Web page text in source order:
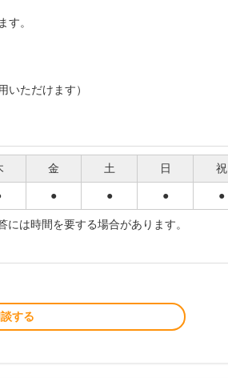
す。
いただけます）
金 土 日 祝
● ● ● ●
は時間を要する場合があります。
する